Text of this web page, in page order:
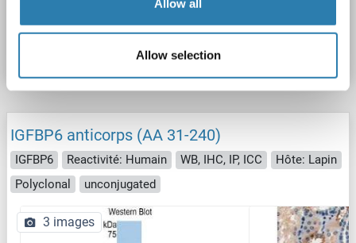
Allow all
Allow selection
Fiche technique
IGFBP6 anticorps (AA 31-240)
IGFBP6 Reactivité: Humain WB, IHC, IP, ICC
Hôte: Lapin
Polyclonal
unconjugated
3 images